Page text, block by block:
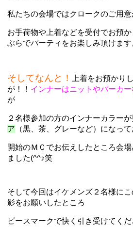
私たちの会場ではクロークのご用
お手荷物や上着などを受付でお預
ぶらでパーティをお楽しみ頂けます
そしてなんと！
上着をお預かり
が！！ インナーはニットやパーカ
が
２名様参加の方のインナーカラー
ア （黒、茶、グレーなど）になって
開始のＭＣでお伝えしたところ会
ました(^^♪笑
そして今回はイケメンズ２名様に
影をお願いしたところ
ピースマークで快く引き受けてくだ